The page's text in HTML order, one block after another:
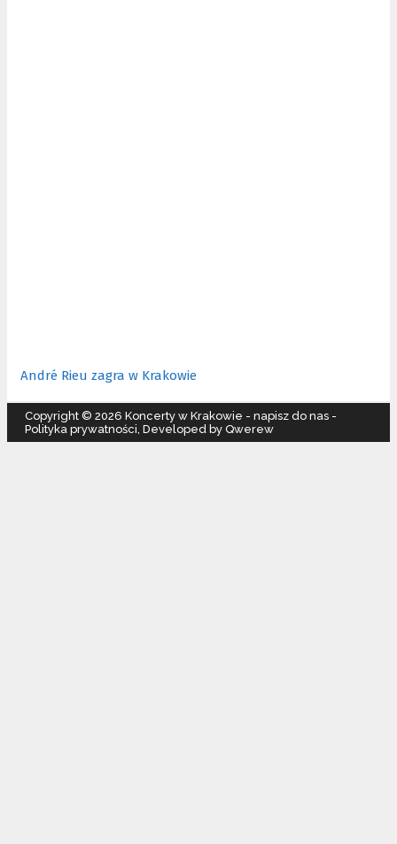
André Rieu zagra w Krakowie
Copyright © 2026 Koncerty w Krakowie - napisz do nas -
Polityka prywatności, Developed by Qwerew